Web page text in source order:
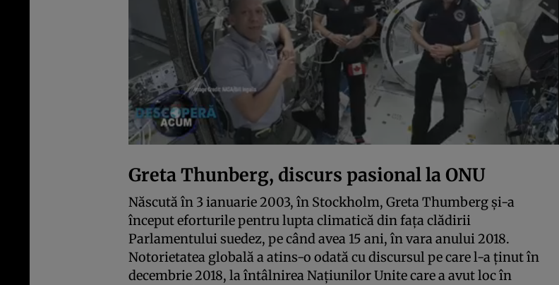
Greta Thunberg, discurs pasional la ONU
Născută în 3 ianuarie 2003, în Stockholm, Greta Thumberg şi-a
început eforturile pentru lupta climatică din faţa clădirii
Parlamentului suedez, pe când avea 15 ani, în vara anului 2018.
Notorietatea globală a atins-o odată cu discursul pe care l-a ţinut în
decembrie 2018, la întâlnirea Naţiunilor Unite care a avut loc în